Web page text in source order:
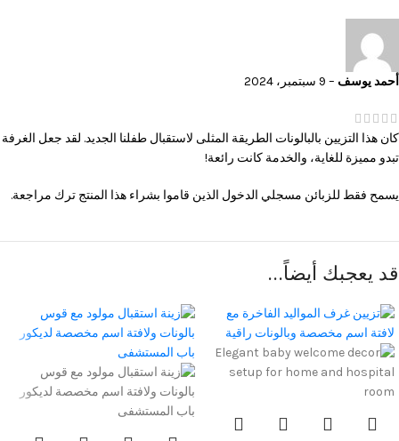
أحمد يوسف – 9 سبتمبر، 2024
كان هذا التزيين بالبالونات الطريقة المثلى لاستقبال طفلنا الجديد. لقد جعل الغرفة
تبدو مميزة للغاية، والخدمة كانت رائعة!
يسمح فقط للزبائن مسجلي الدخول الذين قاموا بشراء هذا المنتج ترك مراجعة.
قد يعجبك أيضاً…